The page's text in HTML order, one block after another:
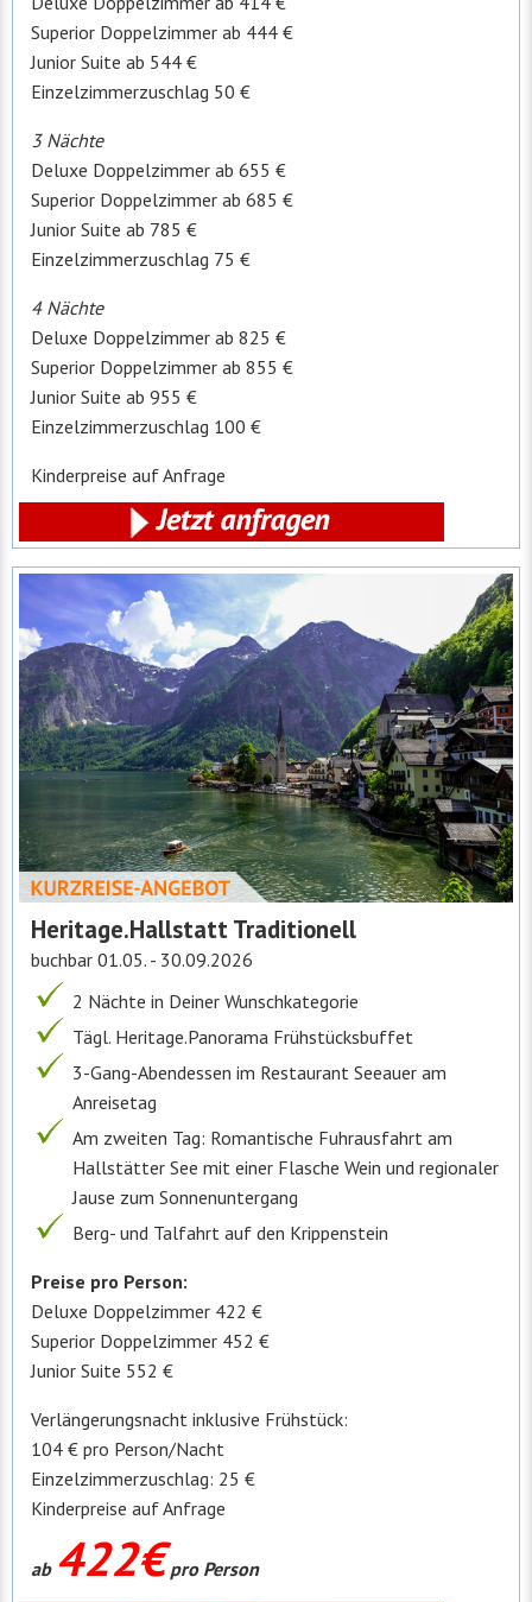
Superior Doppelzimmer ab 444 €
Junior Suite ab 544 €
Einzelzimmerzuschlag 50 €
3 Nächte
Deluxe Doppelzimmer ab 655 €
Superior Doppelzimmer ab 685 €
Junior Suite ab 785 €
Einzelzimmerzuschlag 75 €
4 Nächte
Deluxe Doppelzimmer ab 825 €
Superior Doppelzimmer ab 855 €
Junior Suite ab 955 €
Einzelzimmerzuschlag 100 €
Kinderpreise auf Anfrage
Heritage.Hallstatt Traditionell
buchbar 01.05. - 30.09.2026
2 Nächte in Deiner Wunschkategorie
Tägl. Heritage.Panorama Frühstücksbuffet
3-Gang-Abendessen im Restaurant Seeauer am
Anreisetag
Am zweiten Tag: Romantische Fuhrausfahrt am
Hallstätter See mit einer Flasche Wein und regionaler
Jause zum Sonnenuntergang
Berg- und Talfahrt auf den Krippenstein
Preise pro Person:
Deluxe Doppelzimmer 422 €
Superior Doppelzimmer 452 €
Junior Suite 552 €
Verlängerungsnacht inklusive Frühstück:
104 € pro Person/Nacht
Einzelzimmerzuschlag: 25 €
Kinderpreise auf Anfrage
ab 422€ pro Person